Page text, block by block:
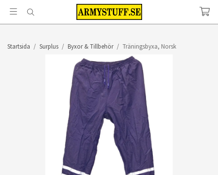
Startsida / Surplus / Byxor & Tillbehör / Träningsbyxa, Norsk